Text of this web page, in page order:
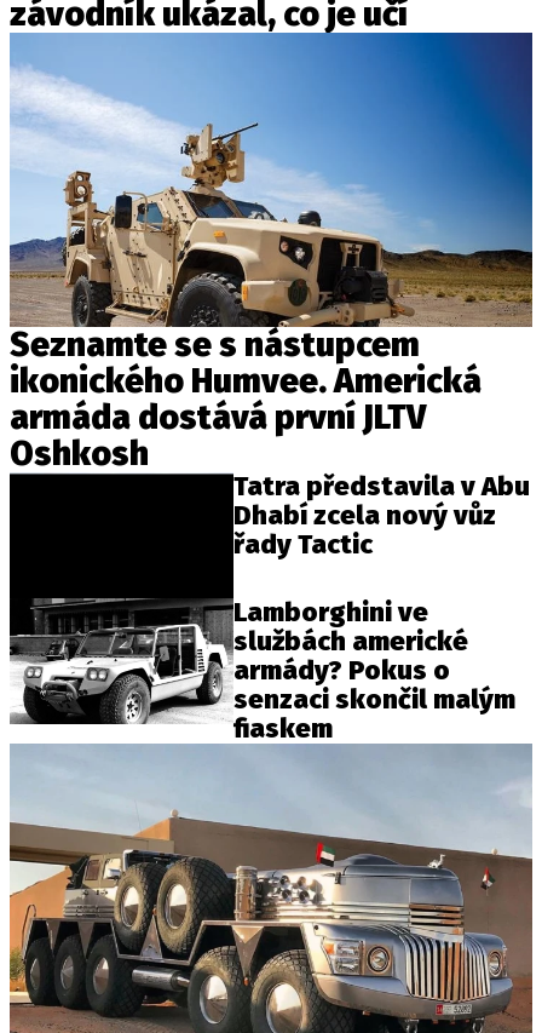
závodník ukázal, co je učí
Seznamte se s nástupcem
ikonického Humvee. Americká
armáda dostává první JLTV
Oshkosh
Tatra představila v Abu
Dhabí zcela nový vůz
řady Tactic
Lamborghini ve
službách americké
armády? Pokus o
senzaci skončil malým
fiaskem